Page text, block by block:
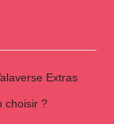
Extras
choisir ?